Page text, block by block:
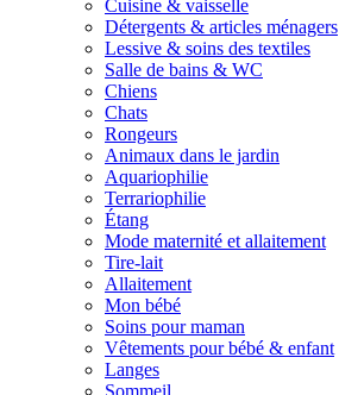
Cuisine & vaisselle
Détergents & articles ménagers
Lessive & soins des textiles
Salle de bains & WC
Chiens
Chats
Rongeurs
Animaux dans le jardin
Aquariophilie
Terrariophilie
Étang
Mode maternité et allaitement
Tire-lait
Allaitement
Mon bébé
Soins pour maman
Vêtements pour bébé & enfant
Langes
Sommeil